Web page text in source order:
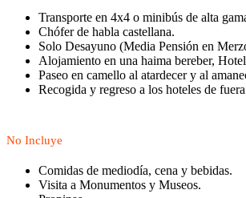
Transporte en 4x4 o minibús de alta
Chófer de habla castellana.
Solo Desayuno (Media Pensión en
Alojamiento en una haima bereber,
Paseo en camello al atardecer y al
Recogida y regreso a los hoteles de
No Incluye
Comidas de mediodía, cena y bebidas.
Visita a Monumentos y Museos.